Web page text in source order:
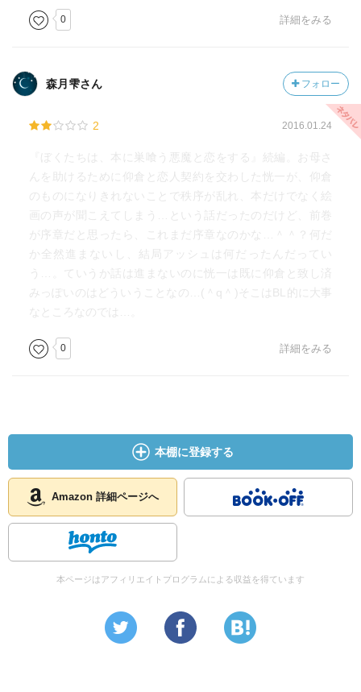
0 詳細をみる
森月雫さん フォロー
2 2016.01.24
『ぼくたちは、本に巣喰う悪魔と恋をする』続編。お母さ
んを助けるために仰倉と恋人契約を交わした恍一が、仰倉
のものになりきれないことで秩序が乱れ、本だけでなく絵
画の声が聞こえてしまう…という話だったのだけど、前巻
が序章だと思ったら、これまだ序章なのかな…＾＾？何だ
か全然進まないし、結局アッシュは何だったんだってい
う…。ていうか話は進まないのに恍一は既に仰倉と致し済
みっぽいのはどういうことなの…(＾q＾)そこはBL的に大事
なところなのでは…。
0 詳細をみる
本棚に登録する
Amazon 詳細ページへ
本ページはアフィリエイトプログラムによる収益を得ています